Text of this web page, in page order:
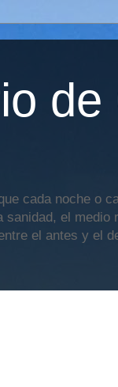
de
cada noche o
el
el antes y el